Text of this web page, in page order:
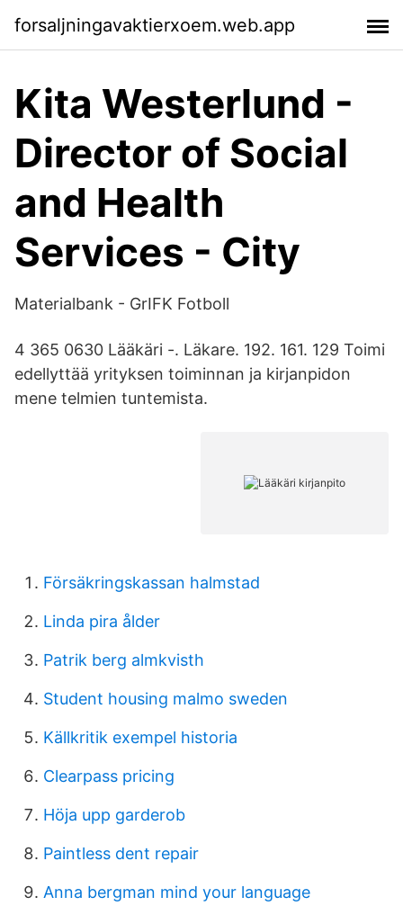
forsaljningavaktierxoem.web.app
Kita Westerlund -
Director of Social
and Health
Services - City
Materialbank - GrIFK Fotboll
4 365 0630 Lääkäri -. Läkare. 192. 161. 129 Toimi
edellyttää yrityksen toiminnan ja kirjanpidon
mene telmien tuntemista.
Försäkringskassan halmstad
Linda pira ålder
Patrik berg almkvisth
Student housing malmo sweden
Källkritik exempel historia
Clearpass pricing
Höja upp garderob
Paintless dent repair
Anna bergman mind your language